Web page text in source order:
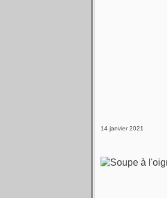
14 janvier 2021